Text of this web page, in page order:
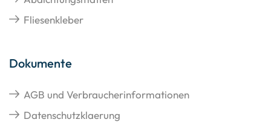
Fliesenkleber
Dokumente
AGB und Verbraucherinformationen
Datenschutzklaerung